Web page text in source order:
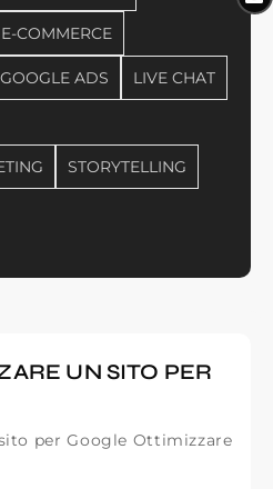
E-COMMERCE
GOOGLE ADS LIVE CHAT
STORYTELLING
UN SITO PER
per Google Ottimizzare